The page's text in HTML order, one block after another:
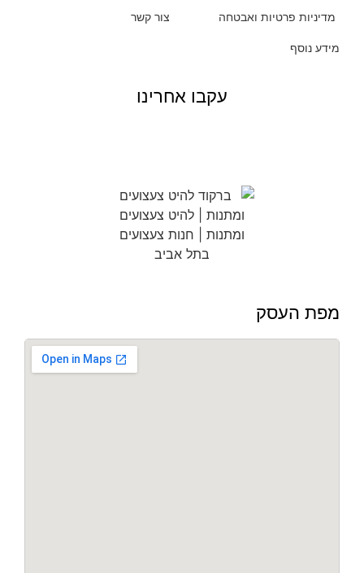
מדיניות פרטיות ואבטחה
מידע נוסף
צור קשר
עקבו אחרינו
מפת העסק